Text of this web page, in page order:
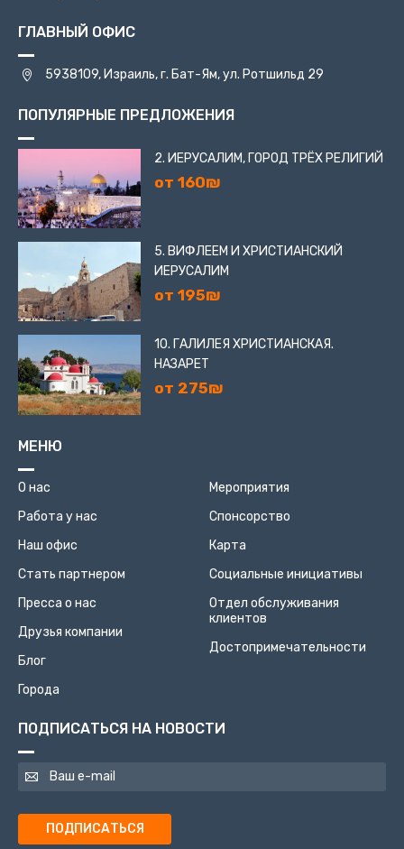
ГЛАВНЫЙ ОФИС
5938109, Израиль, г. Бат-Ям, ул. Ротшильд 29
ПОПУЛЯРНЫЕ ПРЕДЛОЖЕНИЯ
2. ИЕРУСАЛИМ, ГОРОД ТРЁХ РЕЛИГИЙ
от 160₪
5. ВИФЛЕЕМ И ХРИСТИАНСКИЙ
ИЕРУСАЛИМ
от 195₪
10. ГАЛИЛЕЯ ХРИСТИАНСКАЯ.
НАЗАРЕТ
от 275₪
МЕНЮ
О нас
Работа у нас
Наш офис
Стать партнером
Пресса о нас
Друзья компании
Блог
Города
Мероприятия
Спонсорство
Карта
Социальные инициативы
Отдел обслуживания
клиентов
Достопримечательности
ПОДПИСАТЬСЯ НА НОВОСТИ
ПОДПИСАТЬСЯ